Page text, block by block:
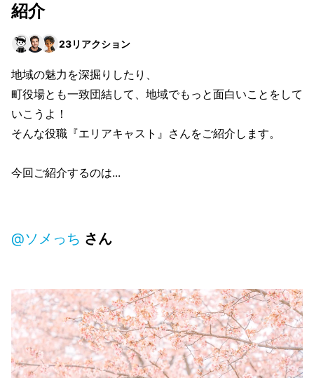
紹介
23リアクション
地域の魅力を深掘りしたり、
町役場とも一致団結して、地域でもっと面白いことをして
いこうよ！
そんな役職『エリアキャスト』さんをご紹介します。
今回ご紹介するのは...
@ソメっち さん